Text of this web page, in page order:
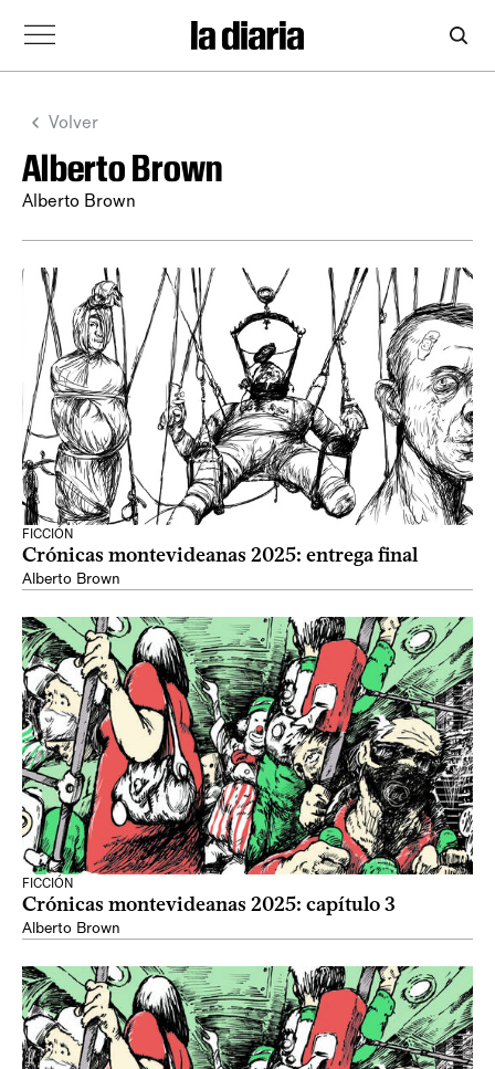
Volver
Alberto Brown
Alberto Brown
FICCIÓN
Crónicas montevideanas 2025: entrega final
Alberto Brown
FICCIÓN
Crónicas montevideanas 2025: capítulo 3
Alberto Brown